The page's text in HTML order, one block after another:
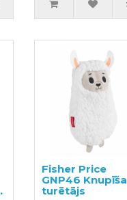
Fisher Price
GNP46 Knupīša
turētājs